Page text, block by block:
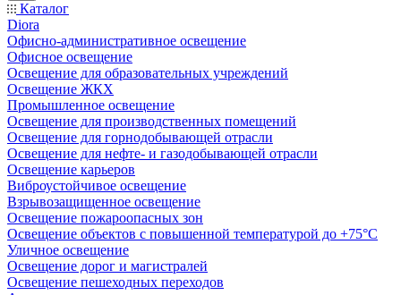
Каталог
Diora
Офисно-административное освещение
Офисное освещение
Освещение для образовательных учреждений
Освещение ЖКХ
Промышленное освещение
Освещение для производственных помещений
Освещение для горнодобывающей отрасли
Освещение для нефте- и газодобывающей отрасли
Освещение карьеров
Виброустойчивое освещение
Взрывозащищенное освещение
Освещение пожароопасных зон
Освещение объектов с повышенной температурой до +75°C
Уличное освещение
Освещение дорог и магистралей
Освещение пешеходных переходов